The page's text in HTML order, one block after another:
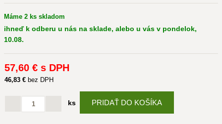
Máme 2 ks skladom
ihneď k odberu u nás na sklade, alebo u vás v pondelok,
10.08.
57,60 € s DPH
46,83 € bez DPH
ks PRIDAŤ DO KOŠÍKA